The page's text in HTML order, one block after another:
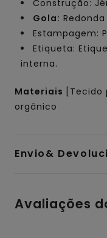
Construção:
Gola: Redonda
Estampagem:
Etiqueta:
interna.
Materiais [Tecido
orgânico
Envio&
Avaliações